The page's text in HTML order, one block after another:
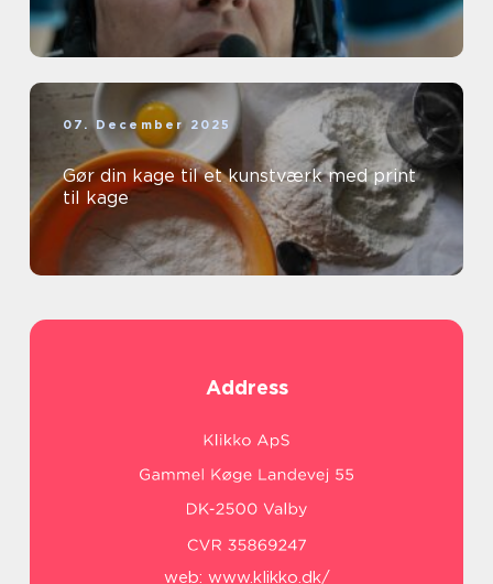
07. December 2025
Gør din kage til et kunstværk med print
til kage
Address
web: www.klikko.dk/